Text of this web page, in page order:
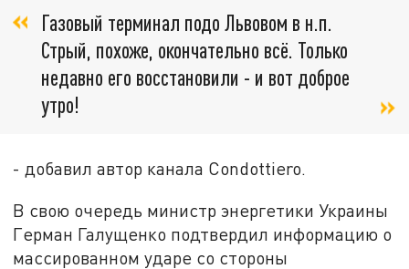
Газовый терминал подо Львовом в н.п.
Стрый, похоже, окончательно всё. Только
недавно его восстановили - и вот доброе
утро!
- добавил автор канала Condottiero.
В свою очередь министр энергетики Украины
Герман Галущенко подтвердил информацию о
массированном ударе со стороны